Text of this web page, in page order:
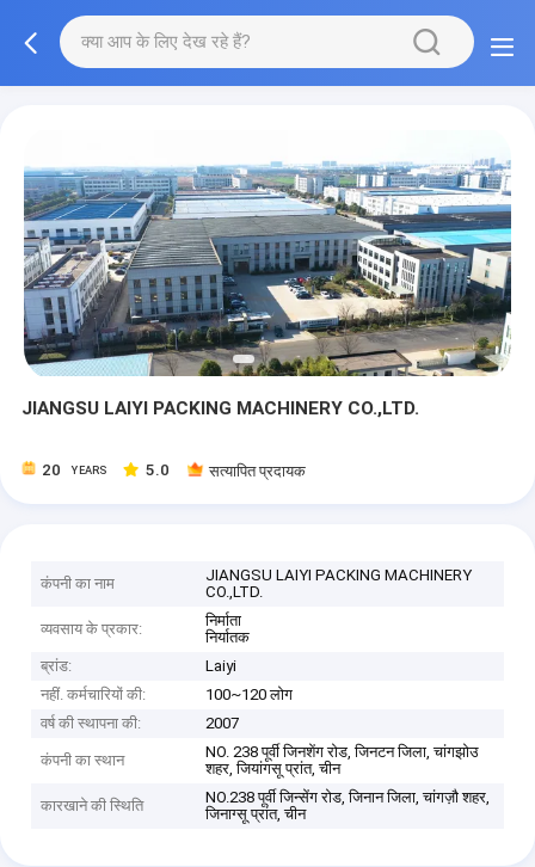
JIANGSU LAIYI PACKING MACHINERY CO.,LTD.
20 YEARS 5.0 सत्यापित प्रदायक
कंपनी का नाम
JIANGSU LAIYI PACKING MACHINERY
CO.,LTD.
व्यवसाय के प्रकार:
निर्माता
निर्यातक
ब्रांड:
Laiyi
नहीं. कर्मचारियों की:
100~120 लोग
वर्ष की स्थापना की:
2007
कंपनी का स्थान
NO. 238 पूर्वी जिनशेंग रोड, जिनटन जिला, चांगझोउ
शहर, जियांगसू प्रांत, चीन
कारखाने की स्थिति
NO.238 पूर्वी जिन्सेंग रोड, जिनान जिला, चांगज़ौ शहर,
जिनाग्सू प्रांत, चीन